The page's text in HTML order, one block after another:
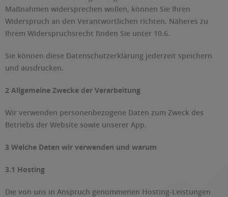
Maßnahmen widersprechen wollen, können Sie Ihren
Widerspruch an den Verantwortlichen richten. Näheres zu
Ihrem Widerspruchsrecht finden Sie unter 10.6.
Sie können diese Datenschutzerklärung jederzeit speichern
und ausdrucken.
2 Allgemeine Zwecke der Verarbeitung
Wir verwenden personenbezogene Daten zum Zweck des
Betriebs der Website sowie unserer App.
3 Welche Daten wir verwenden und warum
3.1 Hosting
Die von uns in Anspruch genommenen Hosting-Leistungen